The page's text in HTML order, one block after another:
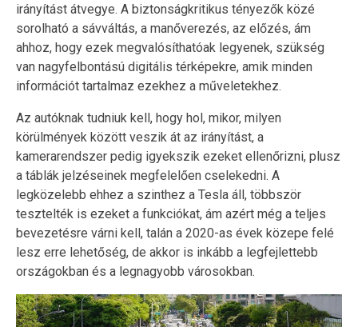
irányítást átvegye. A biztonságkritikus tényezők közé
sorolható a sávváltás, a manőverezés, az előzés, ám
ahhoz, hogy ezek megvalósíthatóak legyenek, szükség
van nagyfelbontású digitális térképekre, amik minden
információt tartalmaz ezekhez a műveletekhez.
Az autóknak tudniuk kell, hogy hol, mikor, milyen
körülmények között veszik át az irányítást, a
kamerarendszer pedig igyekszik ezeket ellenőrizni, plusz
a táblák jelzéseinek megfelelően cselekedni. A
legközelebb ehhez a szinthez a Tesla áll, többször
tesztelték is ezeket a funkciókat, ám azért még a teljes
bevezetésre várni kell, talán a 2020-as évek közepe felé
lesz erre lehetőség, de akkor is inkább a legfejlettebb
országokban és a legnagyobb városokban.